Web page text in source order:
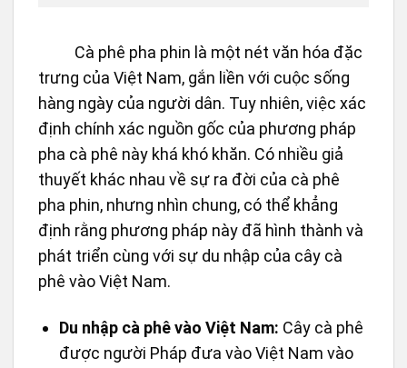
Cà phê pha phin là một nét văn hóa đặc
trưng của Việt Nam, gắn liền với cuộc sống
hàng ngày của người dân. Tuy nhiên, việc xác
định chính xác nguồn gốc của phương pháp
pha cà phê này khá khó khăn. Có nhiều giả
thuyết khác nhau về sự ra đời của cà phê
pha phin, nhưng nhìn chung, có thể khẳng
định rằng phương pháp này đã hình thành và
phát triển cùng với sự du nhập của cây cà
phê vào Việt Nam.
Du nhập cà phê vào Việt Nam: Cây cà phê
được người Pháp đưa vào Việt Nam vào